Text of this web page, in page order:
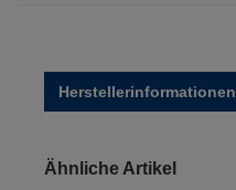
Herstellerinformationen
Produktgalerie überspringen
Ähnliche Artikel